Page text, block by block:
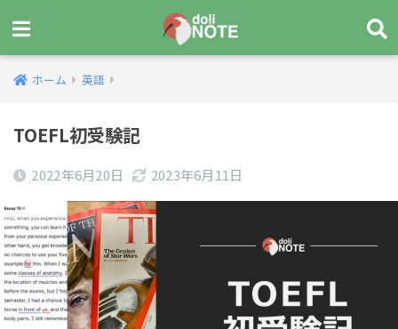
ホーム 英語
TOEFL初受験記
2022年6月20日 2023年6月11日